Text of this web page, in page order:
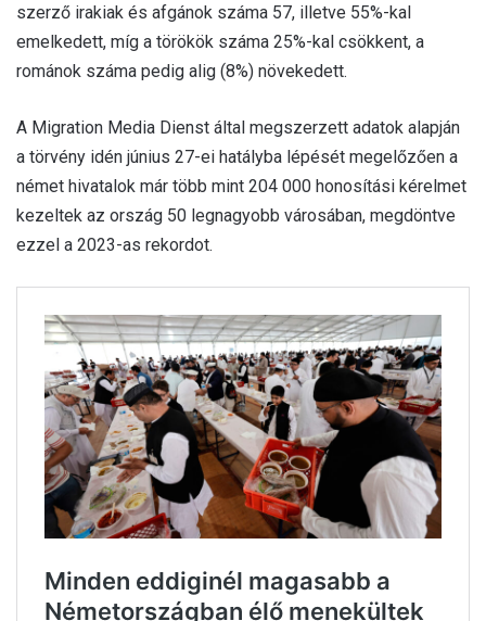
szerző irakiak és afgánok száma 57, illetve 55%-kal
emelkedett, míg a törökök száma 25%-kal csökkent, a
románok száma pedig alig (8%) növekedett.
A Migration Media Dienst által megszerzett adatok alapján
a törvény idén június 27-ei hatályba lépését megelőzően a
német hivatalok már több mint 204 000 honosítási kérelmet
kezeltek az ország 50 legnagyobb városában, megdöntve
ezzel a 2023-as rekordot.